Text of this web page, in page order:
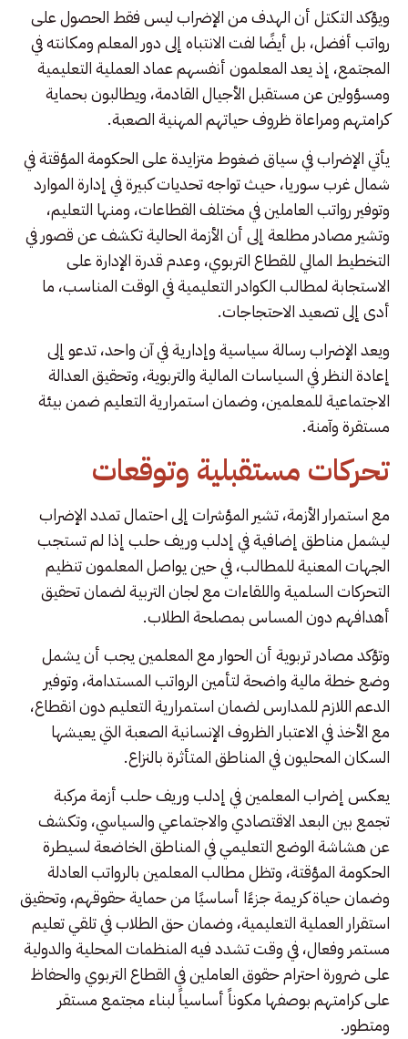
ويؤكد التكتل أن الهدف من الإضراب ليس فقط الحصول على
رواتب أفضل، بل أيضًا لفت الانتباه إلى دور المعلم ومكانته في
المجتمع، إذ يعد المعلمون أنفسهم عماد العملية التعليمية
ومسؤولين عن مستقبل الأجيال القادمة، ويطالبون بحماية
كرامتهم ومراعاة ظروف حياتهم المهنية الصعبة.
يأتي الإضراب في سياق ضغوط متزايدة على الحكومة المؤقتة في
شمال غرب سوريا، حيث تواجه تحديات كبيرة في إدارة الموارد
وتوفير رواتب العاملين في مختلف القطاعات، ومنها التعليم،
وتشير مصادر مطلعة إلى أن الأزمة الحالية تكشف عن قصور في
التخطيط المالي للقطاع التربوي، وعدم قدرة الإدارة على
الاستجابة لمطالب الكوادر التعليمية في الوقت المناسب، ما
أدى إلى تصعيد الاحتجاجات.
ويعد الإضراب رسالة سياسية وإدارية في آن واحد، تدعو إلى
إعادة النظر في السياسات المالية والتربوية، وتحقيق العدالة
الاجتماعية للمعلمين، وضمان استمرارية التعليم ضمن بيئة
مستقرة وآمنة.
تحركات مستقبلية وتوقعات
مع استمرار الأزمة، تشير المؤشرات إلى احتمال تمدد الإضراب
ليشمل مناطق إضافية في إدلب وريف حلب إذا لم تستجب
الجهات المعنية للمطالب، في حين يواصل المعلمون تنظيم
التحركات السلمية واللقاءات مع لجان التربية لضمان تحقيق
أهدافهم دون المساس بمصلحة الطلاب.
وتؤكد مصادر تربوية أن الحوار مع المعلمين يجب أن يشمل
وضع خطة مالية واضحة لتأمين الرواتب المستدامة، وتوفير
الدعم اللازم للمدارس لضمان استمرارية التعليم دون انقطاع،
مع الأخذ في الاعتبار الظروف الإنسانية الصعبة التي يعيشها
السكان المحليون في المناطق المتأثرة بالنزاع.
يعكس إضراب المعلمين في إدلب وريف حلب أزمة مركبة
تجمع بين البعد الاقتصادي والاجتماعي والسياسي، وتكشف
عن هشاشة الوضع التعليمي في المناطق الخاضعة لسيطرة
الحكومة المؤقتة، وتظل مطالب المعلمين بالرواتب العادلة
وضمان حياة كريمة جزءًا أساسيًا من حماية حقوقهم، وتحقيق
استقرار العملية التعليمية، وضمان حق الطلاب في تلقي تعليم
مستمر وفعال، في وقت تشدد فيه المنظمات المحلية والدولية
على ضرورة احترام حقوق العاملين في القطاع التربوي والحفاظ
على كرامتهم بوصفها مكوناً أساسياً لبناء مجتمع مستقر
ومتطور.